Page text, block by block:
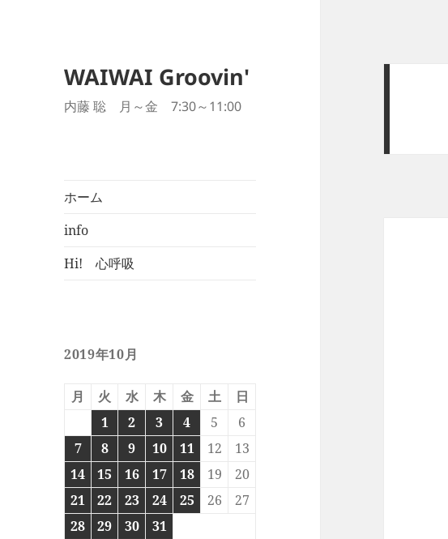
WAIWAI Groovin'
内藤 聡 月～金 7:30～11:00
ホーム
info
Hi! 心呼吸
2019年10月
月 火 水 木 金 土
日
1
2 3 4 5
6
7
8 9 10 11 12
13
14
15 16 17 18 19
20
21
22 23 24 25 26
27
28
29 30
31